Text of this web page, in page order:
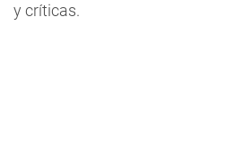
y críticas.